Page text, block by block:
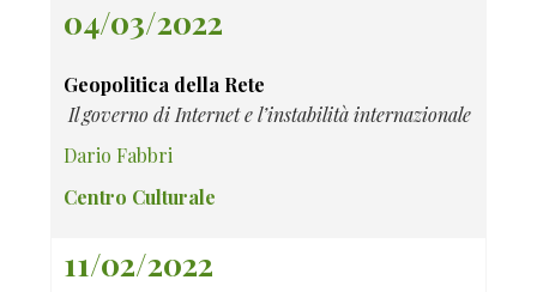
04/03/2022
Geopolitica della Rete
Il governo di Internet e l’instabilità internazionale
Dario Fabbri
Centro Culturale
11/02/2022